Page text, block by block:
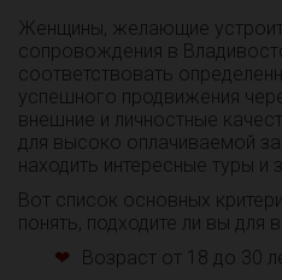
Женщины, желающие
сопровождения в
соответствовать
успешного продвижения
внешние и личностные
для высоко оплачиваемой
находить интересные туры и
Вот список основных
понять, подходите ли вы для
Возраст от 18 до 30